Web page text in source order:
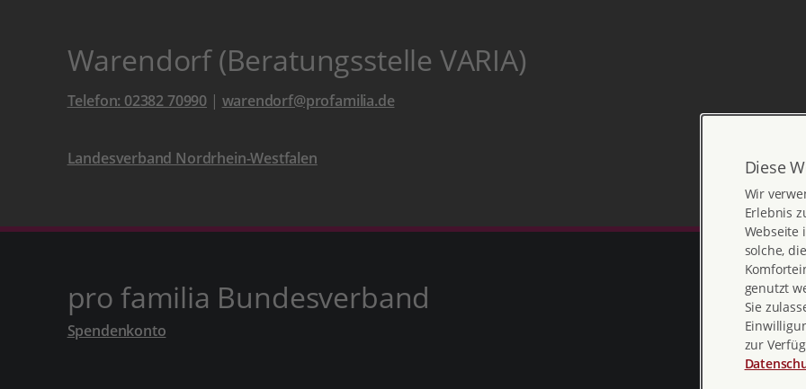
Warendorf (Beratungsstelle VARIA)
Telefon: 02382 70990 | warendorf@profamilia.de
Landesverband Nordrhein-Westfalen
pro familia Bundesverband
Spendenkonto
Diese
Wir
Erlebnis
Webseite
solche,
genutzt
Sie
zur